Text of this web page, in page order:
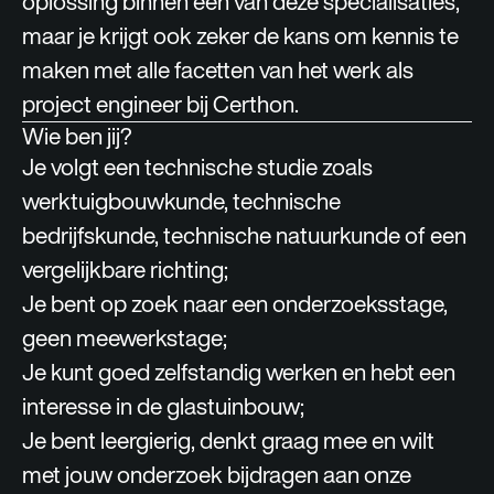
maar je krijgt ook zeker de kans om kennis te
maken met alle facetten van het werk als
project engineer bij Certhon.
Wie ben jij?
Je volgt een technische studie zoals
werktuigbouwkunde, technische
bedrijfskunde, technische natuurkunde of een
vergelijkbare richting;
Je bent op zoek naar een onderzoeksstage,
geen meewerkstage;
Je kunt goed zelfstandig werken en hebt een
interesse in de glastuinbouw;
Je bent leergierig, denkt graag mee en wilt
met jouw onderzoek bijdragen aan onze